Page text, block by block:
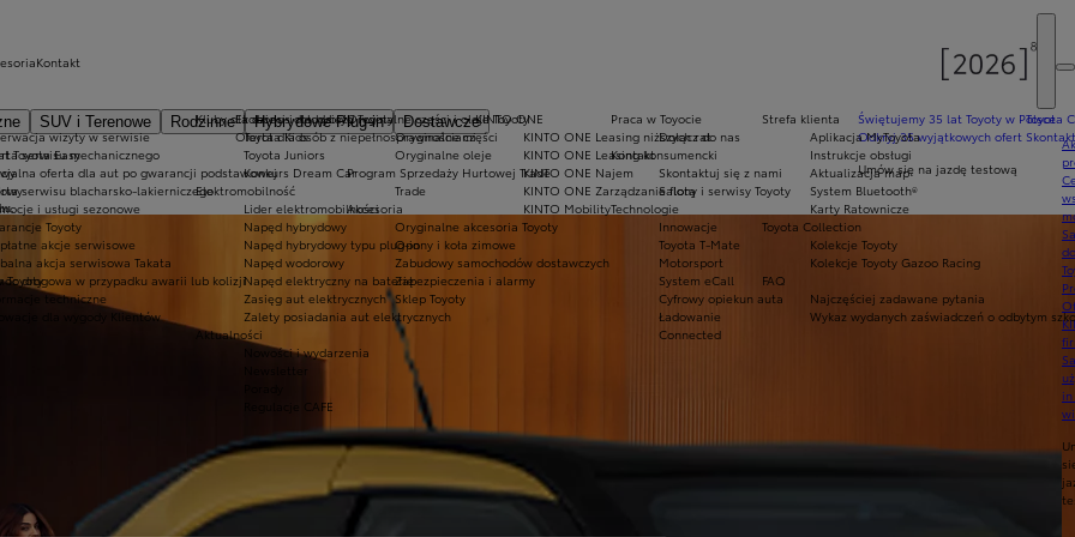
SUV i Terenowe Rodzinne Hybrydowe Plug-in
Dostawcze
Ekobonus dla hybryd Toyoty
Oferta dla osób z niepełnosprawnościami
Świętujemy 35 lat Toyoty w Polsce
Odkryj 35 wyjątkowych ofert
Umów się na jazdę testową
Toyoty
Kluby dla dzieci i młodzieży
Toyota Kids
Toyota Juniors
Konkurs Dream Car
Elektromobilność
Lider elektromobilności
Napęd hybrydowy
Napęd hybrydowy typu plug-in
Napęd wodorowy
Napęd elektryczny na baterię
Zasięg aut elektrycznych
Zalety posiadania aut elektrycznych
Aktualności
Nowości i wydarzenia
Newsletter
Regulacje CAFE
Praca w Toyocie
Dołącz do nas
Kontakt
Skontaktuj się z nami
Salony i serwisy Toyoty
Technologie
Innowacje
Toyota T-Mate
Motorsport
System eCall
Cyfrowy opiekun auta
Ładowanie
Connected
Toyota
Toyota Easy
KINTO ONE
KINTO ONE Leasing niższych rat
KINTO ONE Leasing konsumencki
KINTO ONE Najem
KINTO ONE Zarządzanie flotą
KINTO Mobility
wizyty w serwisie
serwisu mechanicznego
oferta dla aut po gwarancji podstawowej
serwisu blacharsko-lakierniczego
i usługi sezonowe
Toyoty
akcje serwisowe
akcja serwisowa Takata
drogowa w przypadku awarii lub kolizji
techniczne
dla wygody Klientów
Oryginalne części i oleje Toyoty
Oryginalne części
Oryginalne oleje
Program Sprzedaży Hurtowej Trade
Trade
Akcesoria
Oryginalne akcesoria Toyoty
Opony i koła zimowe
Zabudowy samochodów dostawczych
Zabezpieczenia i alarmy
Sklep Toyoty
Strefa klienta
Aplikacja MyToyota
Instrukcje obsługi
Aktualizacja map
System Bluetooth®
Karty Ratownicze
Toyota Collection
Kolekcje Toyoty
Kolekcje Toyoty Gazoo Racing
FAQ
Najczęściej zadawane pytania
Wykaz wydanych zaświadczeń o odbytym
Kontakt